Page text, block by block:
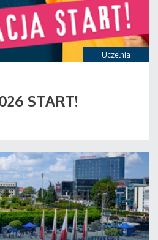
Uczelnia
START!